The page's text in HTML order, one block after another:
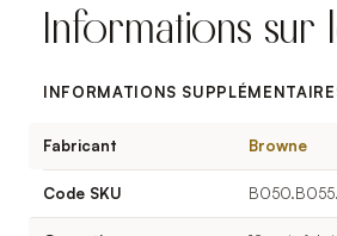
Informations
INFORMATIONS
Fabricant Browne
Code SKU